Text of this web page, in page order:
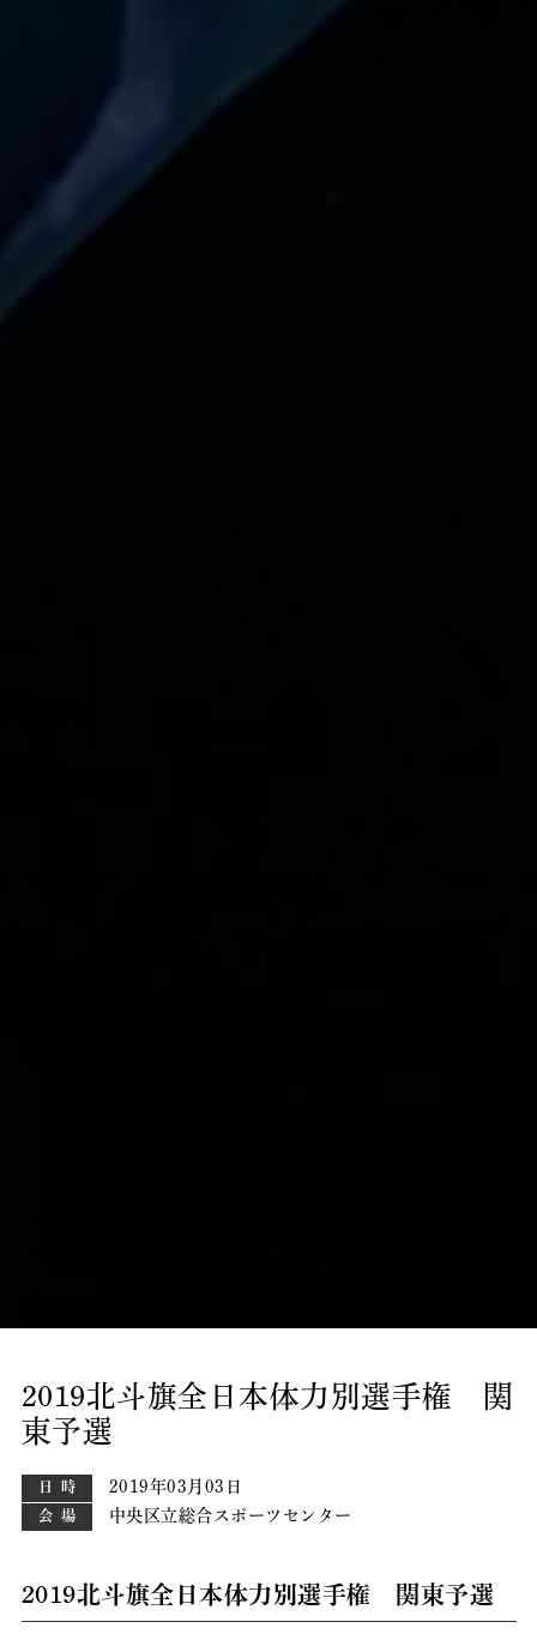
2019北斗旗全日本体力別選手権 関
東予選
日時 2019年03月03日
会場 中央区立総合スポーツセンター
2019北斗旗全日本体力別選手権 関東予選